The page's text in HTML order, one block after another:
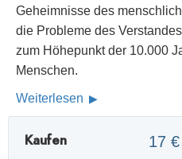
Geheimnisse des
die Probleme des
zum Höhepunkt der 10.000
Menschen.
Weiterlesen
Kaufen 17 €